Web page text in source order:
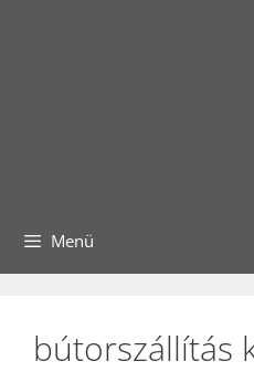
Menü
bútorszállítás